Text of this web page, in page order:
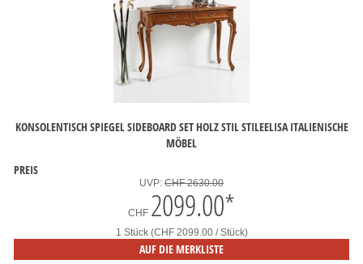
KONSOLENTISCH SPIEGEL SIDEBOARD SET HOLZ STIL STILEELISA ITALIENISCHE
MÖBEL
PREIS
UVP: CHF 2630.00
CHF 2099.00*
1 Stück (CHF 2099.00 / Stück)
AUF DIE MERKLISTE